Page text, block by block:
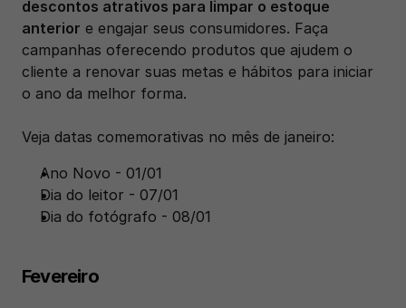
descontos atrativos para limpar o estoque
anterior e engajar seus consumidores. Faça
campanhas oferecendo produtos que ajudem o
cliente a renovar suas metas e hábitos para iniciar
o ano da melhor forma.
Veja datas comemorativas no mês de janeiro:
Ano Novo - 01/01
Dia do leitor - 07/01
Dia do fotógrafo - 08/01
Fevereiro